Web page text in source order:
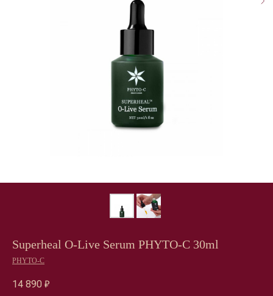
Superheal O-Live Serum РHYTO-C 30ml
РHYTO-C
14 890 ₽